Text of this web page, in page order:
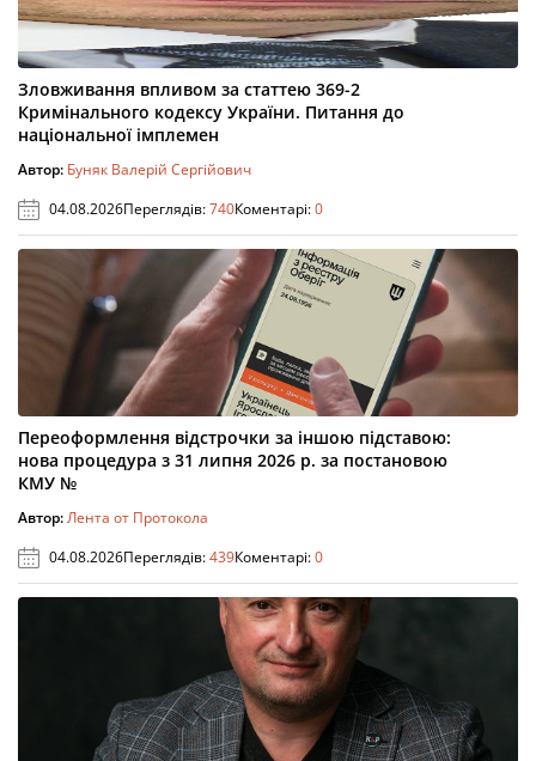
Зловживання впливом за статтею 369-2
Кримінального кодексу України. Питання до
національної імплемен
Автор: Буняк Валерій Сергійович
04.08.2026Переглядів:740Коментарі:0
Переоформлення відстрочки за іншою підставою:
нова процедура з 31 липня 2026 р. за постановою
КМУ №
Автор:Лента от Протокола
04.08.2026Переглядів:439Коментарі:0